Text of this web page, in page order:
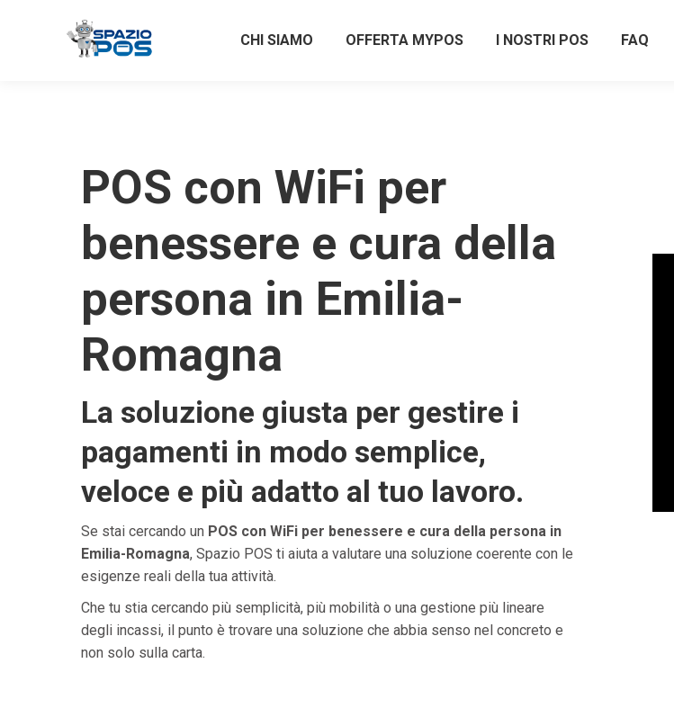
CHI SIAMO OFFERTA MYPOS I NOSTRI POS FAQ
POS con WiFi per
benessere e cura della
persona in Emilia-
Romagna
La soluzione giusta per gestire i
pagamenti in modo semplice,
veloce e più adatto al tuo lavoro.
Se stai cercando un POS con WiFi per benessere e cura della persona in
Emilia-Romagna, Spazio POS ti aiuta a valutare una soluzione coerente con le
esigenze reali della tua attività.
Che tu stia cercando più semplicità, più mobilità o una gestione più lineare
degli incassi, il punto è trovare una soluzione che abbia senso nel concreto e
non solo sulla carta.